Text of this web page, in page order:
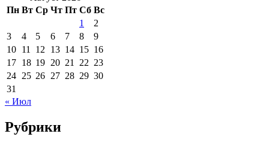
Пн Вт Ср Чт Пт Сб Вс
1
2
3
4 5 6 7 8
9
10 11 12 13 14 15 16
17 18 19 20 21 22 23
24 25 26 27 28 29 30
31
« Июл
Рубрики